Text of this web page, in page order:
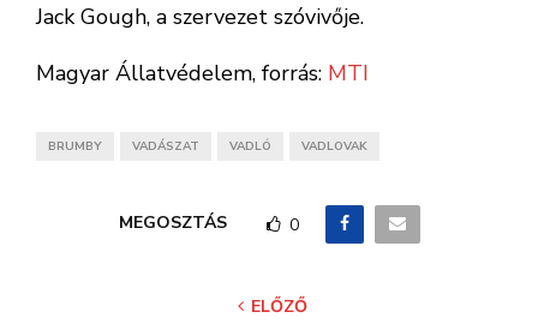
Jack Gough, a szervezet szóvivője.
Magyar Állatvédelem, forrás: MTI
BRUMBY VADÁSZAT VADLÓ VADLOVAK
MEGOSZTÁS 0
ELŐZŐ